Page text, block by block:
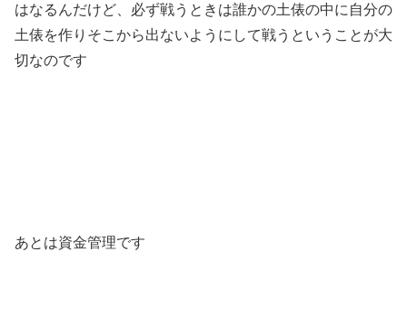
はなるんだけど、必ず戦うときは誰かの土俵の中に自分の
土俵を作りそこから出ないようにして戦うということが大
切なのです
あとは資金管理です